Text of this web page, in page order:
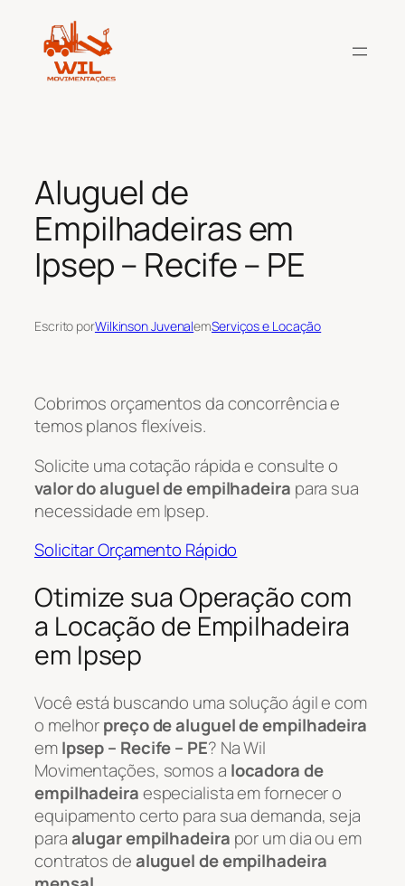
conteúdo
Aluguel de
Empilhadeiras em
Ipsep – Recife – PE
Escrito porWilkinson JuvenalemServiços e Locação
Cobrimos orçamentos da concorrência e
temos planos flexíveis.
Solicite uma cotação rápida e consulte o
valor do aluguel de empilhadeira para sua
necessidade em Ipsep.
Solicitar Orçamento Rápido
Otimize sua Operação com
a Locação de Empilhadeira
em Ipsep
Você está buscando uma solução ágil e com
o melhorpreço de aluguel de empilhadeira
emIpsep – Recife – PE? Na Wil
Movimentações, somos a locadora de
empilhadeiraespecialista em fornecer o
equipamento certo para sua demanda, seja
paraalugar empilhadeira por um dia ou em
contratos dealuguel de empilhadeira